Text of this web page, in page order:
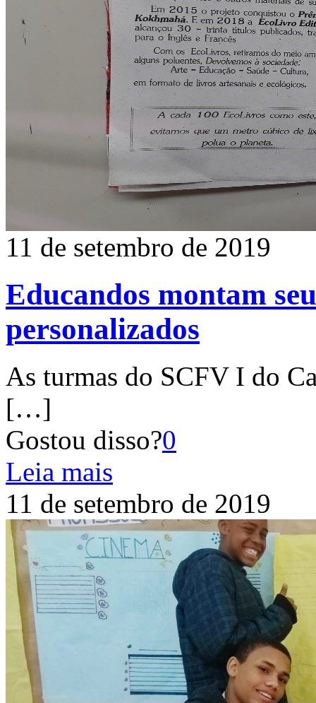
11 de setembro de 2019
Educandos montam
personalizados
As turmas do SCFV I do
[…]
Gostou disso?0
Leia mais
11 de setembro de 2019